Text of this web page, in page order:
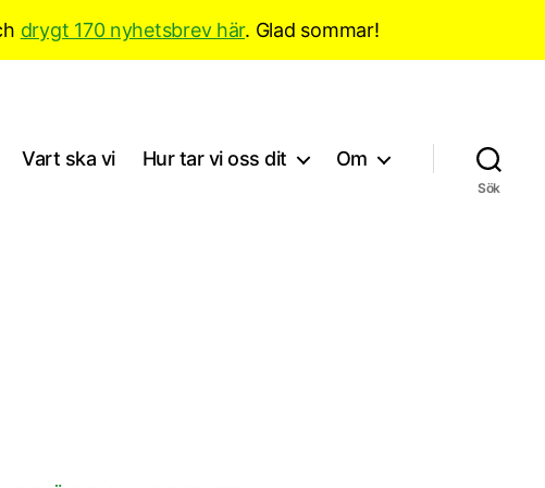
drygt 170 nyhetsbrev här. Glad sommar!
Vart ska vi Hur tar vi oss dit Om
Sök